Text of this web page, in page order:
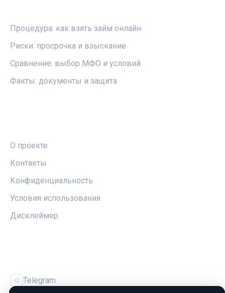
Процедура: как взять займ онлайн
Риски: просрочка и взыскание
Сравнение: выбор МФО и условий
Факты: документы и защита
О проекте
Контакты
Конфиденциальность
Условия использования
Дисклеймер
Telegram